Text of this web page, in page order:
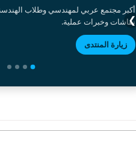
أكبر مجتمع عربي لمهندسي وطلاب
نقاشات وخبرات عملية.
زيارة المنتدى
❯